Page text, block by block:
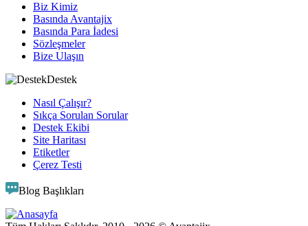
Biz Kimiz
Basında Avantajix
Basında Para İadesi
Sözleşmeler
Bize Ulaşın
Destek
Nasıl Çalışır?
Sıkça Sorulan Sorular
Destek Ekibi
Site Haritası
Etiketler
Çerez Testi
Blog Başlıkları